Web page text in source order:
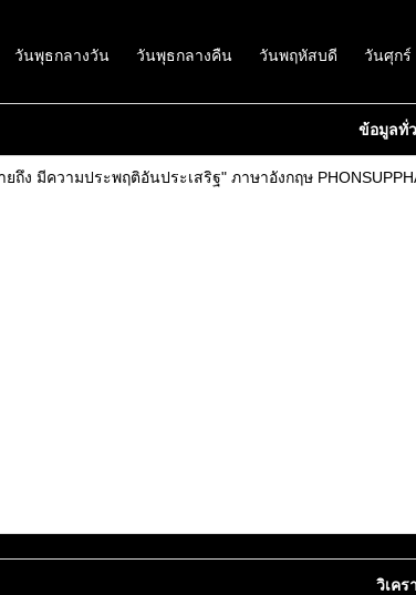
วันพุธกลางวัน วันพุธกลางคืน วันพฤหัสบดี วันศุกร์
ข้อมูลทั่
ง มีความประพฤติอันประเสริฐ" ภาษาอังกฤษ
วิเค